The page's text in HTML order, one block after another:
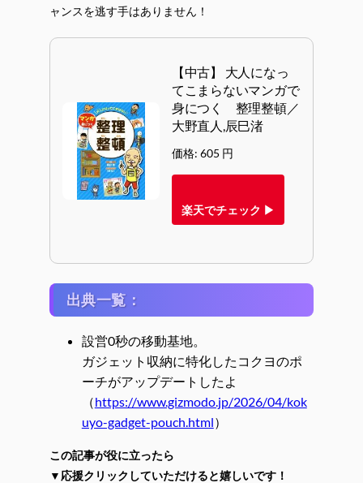
ャンスを逃す手はありません！
【中古】 大人になっ
てこまらないマンガで
身につく 整理整頓／
大野直人,辰巳渚
価格: 605 円
楽天でチェック ▶
出典一覧：
設営0秒の移動基地。
ガジェット収納に特化したコクヨのポ
ーチがアップデートしたよ
（https://www.gizmodo.jp/2026/04/kok
uyo-gadget-pouch.html）
この記事が役に立ったら
▼応援クリックしていただけると嬉しいです！